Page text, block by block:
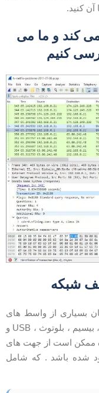
کنید.
کند و ما می
کنیم
شبکه
بسیاری از واسط های
مختلف شبکه را دارد ، از جمله شبکه کابلی ، بیسیم ، بلوتوث ، USB و
ممکن است از جهت های
شده باشد . که شامل